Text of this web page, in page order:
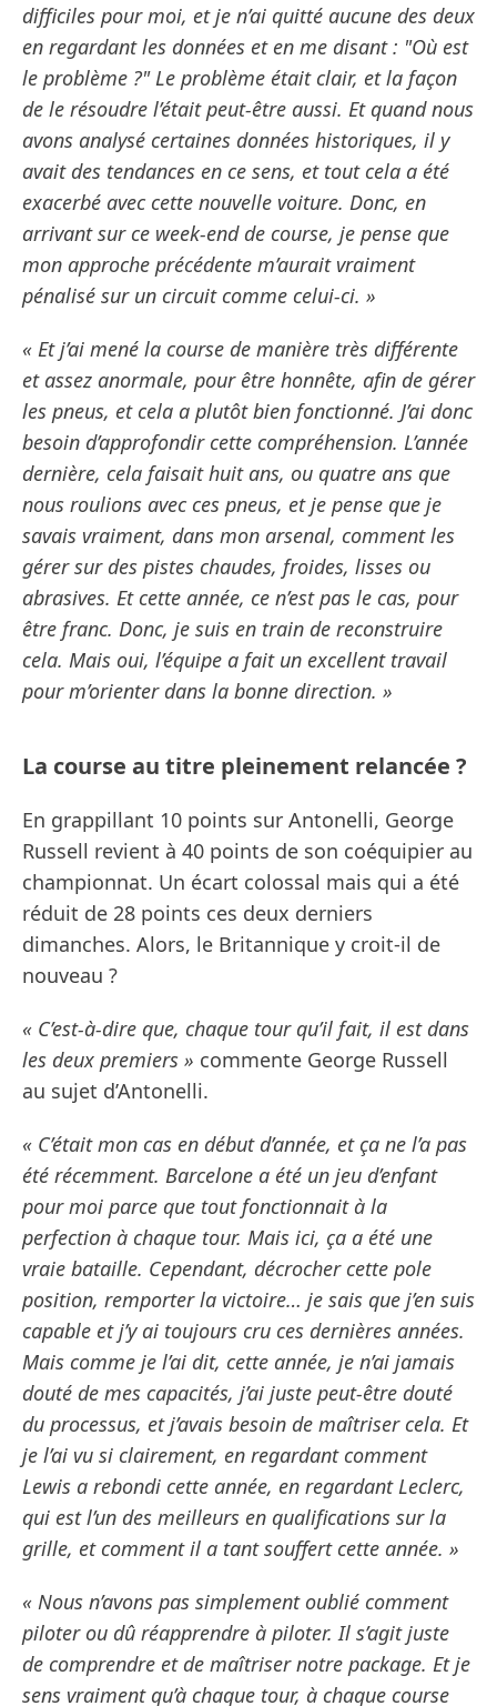
difficiles pour moi, et je n’ai quitté aucune des deux
en regardant les données et en me disant : "Où est
le problème ?" Le problème était clair, et la façon
de le résoudre l’était peut-être aussi. Et quand nous
avons analysé certaines données historiques, il y
avait des tendances en ce sens, et tout cela a été
exacerbé avec cette nouvelle voiture. Donc, en
arrivant sur ce week-end de course, je pense que
mon approche précédente m’aurait vraiment
pénalisé sur un circuit comme celui-ci. »
« Et j’ai mené la course de manière très différente
et assez anormale, pour être honnête, afin de gérer
les pneus, et cela a plutôt bien fonctionné. J’ai donc
besoin d’approfondir cette compréhension. L’année
dernière, cela faisait huit ans, ou quatre ans que
nous roulions avec ces pneus, et je pense que je
savais vraiment, dans mon arsenal, comment les
gérer sur des pistes chaudes, froides, lisses ou
abrasives. Et cette année, ce n’est pas le cas, pour
être franc. Donc, je suis en train de reconstruire
cela. Mais oui, l’équipe a fait un excellent travail
pour m’orienter dans la bonne direction. »
La course au titre pleinement relancée ?
En grappillant 10 points sur Antonelli, George
Russell revient à 40 points de son coéquipier au
championnat. Un écart colossal mais qui a été
réduit de 28 points ces deux derniers
dimanches. Alors, le Britannique y croit-il de
nouveau ?
« C’est-à-dire que, chaque tour qu’il fait, il est dans
les deux premiers » commente George Russell
au sujet d’Antonelli.
« C’était mon cas en début d’année, et ça ne l’a pas
été récemment. Barcelone a été un jeu d’enfant
pour moi parce que tout fonctionnait à la
perfection à chaque tour. Mais ici, ça a été une
vraie bataille. Cependant, décrocher cette pole
position, remporter la victoire… je sais que j’en suis
capable et j’y ai toujours cru ces dernières années.
Mais comme je l’ai dit, cette année, je n’ai jamais
douté de mes capacités, j’ai juste peut-être douté
du processus, et j’avais besoin de maîtriser cela. Et
je l’ai vu si clairement, en regardant comment
Lewis a rebondi cette année, en regardant Leclerc,
qui est l’un des meilleurs en qualifications sur la
grille, et comment il a tant souffert cette année. »
« Nous n’avons pas simplement oublié comment
piloter ou dû réapprendre à piloter. Il s’agit juste
de comprendre et de maîtriser notre package. Et je
sens vraiment qu’à chaque tour, à chaque course